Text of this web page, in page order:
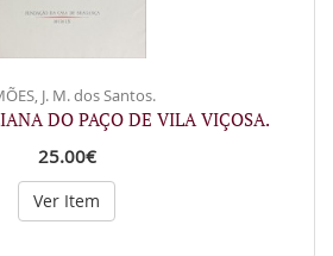
J. M. dos Santos.
DO PAÇO DE VILA VIÇOSA.
25.00€
Ver Item